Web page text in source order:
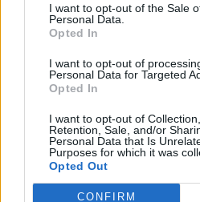
I want to opt-out of the Sale
Personal Data.
Opted In
I want to opt-out of
Personal Data for Targeted
Opted In
I want to opt-out of
Retention, Sale, and/or
Personal Data that Is
Purposes for which it was
Opted Out
CONFIRM
σχολικές υποδομές και
Ιερόσυλοι βανδάλισαν το
Μεταμορφώσεως του Σωτήρος